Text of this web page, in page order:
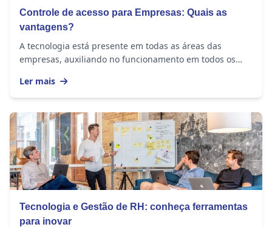
Controle de acesso para Empresas: Quais as
vantagens?
A tecnologia está presente em todas as áreas das
empresas, auxiliando no funcionamento em todos os
Ler mais
Tecnologia e Gestão de RH: conheça ferramentas
para inovar